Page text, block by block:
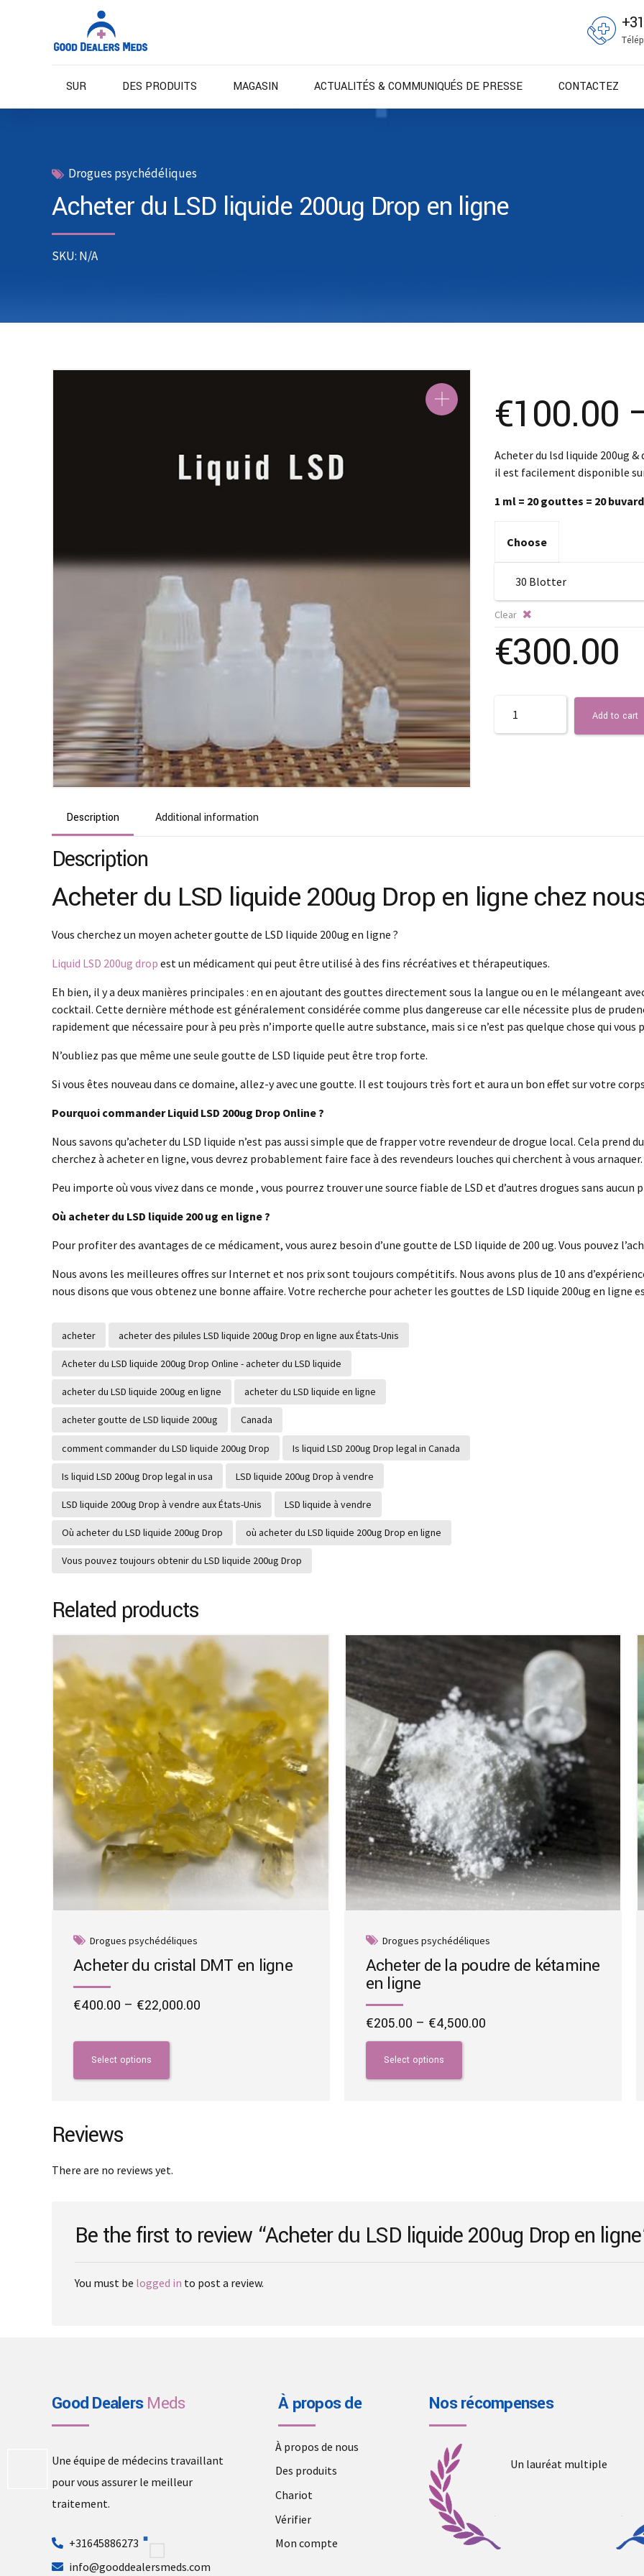
SUR DES PRODUITS MAGASIN ACTUALITÉS & COMMUNIQUÉS DE PRESSE CONTACTEZ
Drogues psychédéliques
Acheter du LSD liquide 200ug Drop en ligne
SKU: N/A
€100.00
Acheter du lsd liquide 200ug &
il est facilement disponible
1 ml = 20 gouttes = 20
Choose
Clear
€300.00
Add to cart
Description Additional information
Description
Acheter du LSD liquide 200ug Drop en ligne chez
Vous cherchez un moyen acheter goutte de LSD liquide 200ug en ligne ?
Liquid LSD 200ug drop est un médicament qui peut être utilisé à des fins récréatives et thérapeutiques.
Eh bien, il y a deux manières principales : en en ajoutant des gouttes directement sous la langue ou en le mélangeant
cocktail. Cette dernière méthode est généralement considérée comme plus dangereuse car elle nécessite plus de
rapidement que nécessaire pour à peu près n’importe quelle autre substance, mais si ce n’est pas quelque chose qui
N’oubliez pas que même une seule goutte de LSD liquide peut être trop forte.
Si vous êtes nouveau dans ce domaine, allez-y avec une goutte. Il est toujours très fort et aura un bon effet sur votre
Pourquoi commander Liquid LSD 200ug Drop Online ?
Nous savons qu’acheter du LSD liquide n’est pas aussi simple que de frapper votre revendeur de drogue local. Cela prend
cherchez à acheter en ligne, vous devrez probablement faire face à des revendeurs louches qui cherchent à vous arnaquer.
Peu importe où vous vivez dans ce monde , vous pourrez trouver une source fiable de LSD et d’autres drogues sans aucun
Où acheter du LSD liquide 200 ug en ligne ?
Pour profiter des avantages de ce médicament, vous aurez besoin d’une goutte de LSD liquide de 200 ug. Vous pouvez
Nous avons les meilleures offres sur Internet et nos prix sont toujours compétitifs. Nous avons plus de 10 ans
nous disons que vous obtenez une bonne affaire. Votre recherche pour acheter les gouttes de LSD liquide 200ug en ligne
acheter acheter des pilules LSD liquide 200ug Drop en ligne aux États-Unis
Acheter du LSD liquide 200ug Drop Online - acheter du LSD liquide
acheter du LSD liquide 200ug en ligne acheter du LSD liquide en ligne
acheter goutte de LSD liquide 200ug Canada
comment commander du LSD liquide 200ug Drop Is liquid LSD 200ug Drop legal in Canada
Is liquid LSD 200ug Drop legal in usa LSD liquide 200ug Drop à vendre
LSD liquide 200ug Drop à vendre aux États-Unis LSD liquide à vendre
Où acheter du LSD liquide 200ug Drop où acheter du LSD liquide 200ug Drop en ligne
Vous pouvez toujours obtenir du LSD liquide 200ug Drop
Related products
Drogues psychédéliques
Acheter du cristal DMT en ligne
€400.00 – €22,000.00
Select options
product
multiple
options
may
chosen
product
page
Drogues psychédéliques
Acheter de la poudre de kétamine
en ligne
€205.00 – €4,500.00Price
Select options
This
product
has
the
product
Reviews
There are no reviews yet.
Be the first to review “Acheter du LSD liquide 200ug Drop en
You must be logged in to post a review.
Good DealersMeds
Une équipe de médecins travaillant
pour vous assurer le meilleur
traitement.
+31645886273
info@gooddealersmeds.com
À propos de
À propos de nous
Des produits
Chariot
Vérifier
Mon compte
Nos récompenses
Un lauréat multiple